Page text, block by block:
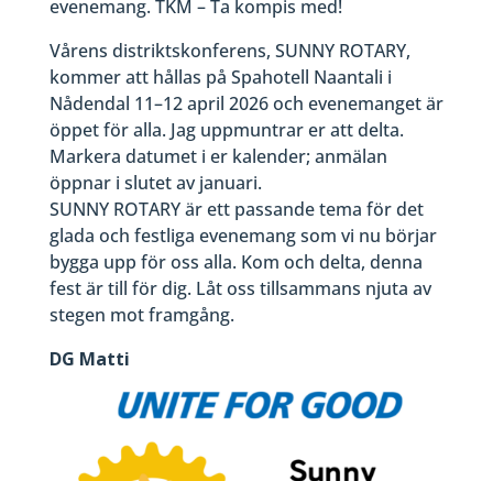
evenemang. TKM – Ta kompis med!
Vårens distriktskonferens, SUNNY ROTARY,
kommer att hållas på Spahotell Naantali i
Nådendal 11–12 april 2026 och evenemanget är
öppet för alla. Jag uppmuntrar er att delta.
Markera datumet i er kalender; anmälan
öppnar i slutet av januari.
SUNNY ROTARY är ett passande tema för det
glada och festliga evenemang som vi nu börjar
bygga upp för oss alla. Kom och delta, denna
fest är till för dig. Låt oss tillsammans njuta av
stegen mot framgång.
DG Matti